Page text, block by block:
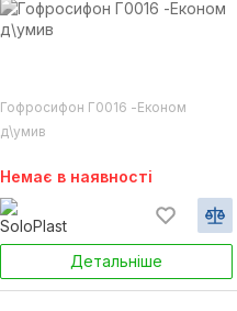
Гофросифон Г0016 -Економ
д\умив
Немає в наявності
Детальніше